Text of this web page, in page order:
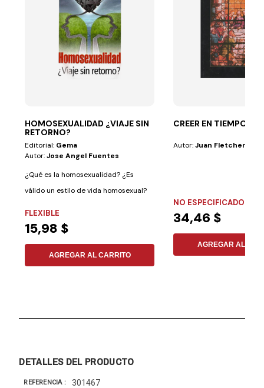
HOMOSEXUALIDAD ¿VIAJE SIN
RETORNO?
Editorial: Gema
Autor:Jose Angel Fuentes
¿Qué es la homosexualidad? ¿Es
válido un estilo de vida homosexual?
FLEXIBLE
15,98 $
AGREGAR AL CARRITO
CREER EN TIEMPOS
Autor:Juan Fletcher
NO ESPECIFICADO
34,46 $
AGREGAR AL
DETALLES DEL PRODUCTO
REFERENCIA 301467